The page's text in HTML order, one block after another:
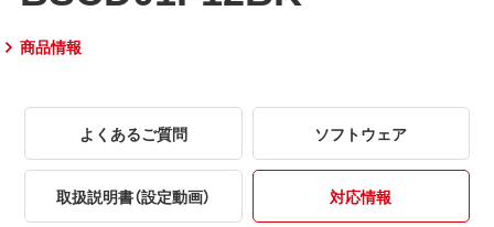
商品情報
よくあるご質問 ソフトウェア
取扱説明書（設定動画） 対応情報